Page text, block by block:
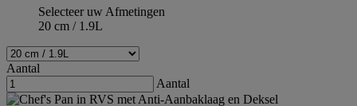
Selecteer uw Afmetingen
20 cm / 1.9L
Aantal
Aantal